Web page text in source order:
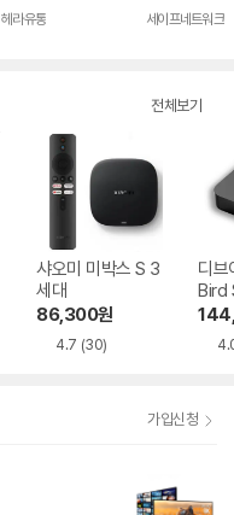
헤라유통
세이프네트워크
전체보기
샤오미 미박스 S 3
세대
86,300원
4.7 (30)
디
Bird
가입신청